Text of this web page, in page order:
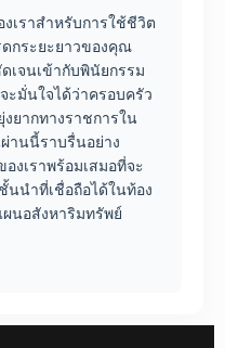
เราสำหรับการใช้ชีวิต
กระยะยาวของคุณ
จนเข้ากับพินัยกรรม
มั่นใจได้ว่าครอบครัว
ยากทางราชการใน
านนี้ราบรื่นอย่าง
งเราพร้อมเสมอที่จะ
นำที่เชื่อถือได้ในท้อง
นอสังหาริมทรัพย์